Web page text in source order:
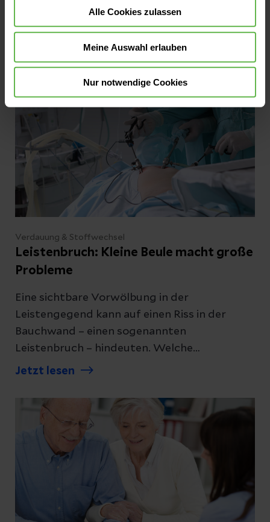
Alle Cookies zulassen
Meine Auswahl erlauben
Nur notwendige Cookies
beeinflussen und Unterzuckerungen
begünstigen – besonders dann, wenn Insulin
oder bestimmte Diabetes-Medikamente
wirken. Was Sie dazu wissen müssen, haben
wir für Sie zusammengefasst.
Verdauung & Stoffwechsel
Leistenbruch: Kleine Beule macht große
Probleme
Eine sichtbare Vorwölbung in der
Leistengegend kann auf einen Riss in der
Bauchwand – einen sogenannten
Leistenbruch – hindeuten. Welche
Beschwerden ein Leistenbruch macht und
Ihnen hier.
Jetzt lesen